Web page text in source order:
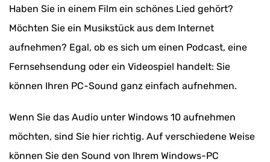
Haben Sie in einem Film ein schönes Lied gehört?
Möchten Sie ein Musikstück aus dem Internet
aufnehmen? Egal, ob es sich um einen Podcast, eine
Fernsehsendung oder ein Videospiel handelt: Sie
können Ihren PC-Sound ganz einfach aufnehmen.
Wenn Sie das Audio unter Windows 10 aufnehmen
möchten, sind Sie hier richtig. Auf verschiedene Weise
können Sie den Sound von Ihrem Windows-PC